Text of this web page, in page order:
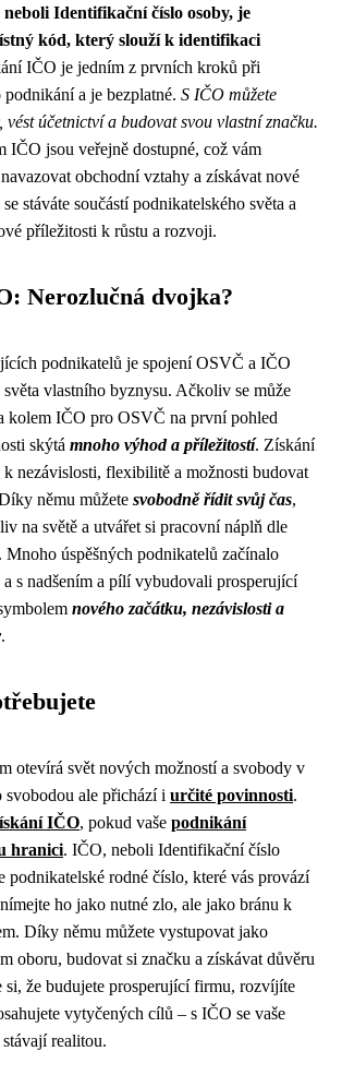
Identifikační číslo osoby, je
kód, který slouží k identifikaci
IČO je jedním z prvních kroků při
a je bezplatné. S IČO můžete
vést účetnictví a budovat svou vlastní značku.
IČO jsou veřejně dostupné, což vám
obchodní vztahy a získávat nové
stáváte součástí podnikatelského světa a
příležitosti k růstu a rozvoji.
Nerozlučná dvojka?
podnikatelů je spojení OSVČ a IČO
vlastního byznysu. Ačkoliv se může
kolem IČO pro OSVČ na první pohled
skýtá mnoho výhod a příležitostí. Získání
nezávislosti, flexibilitě a možnosti budovat
němu můžete svobodně řídit svůj čas,
na světě a utvářet si pracovní náplň dle
Mnoho úspěšných podnikatelů začínalo
s nadšením a pílí vybudovali prosperující
nového začátku, nezávislosti a
.
otevírá svět nových možností a svobody v
ale přichází i určité povinnosti.
IČO, pokud vaše podnikání
hranici. IČO, neboli Identifikační číslo
podnikatelské rodné číslo, které vás provází
ho jako nutné zlo, ale jako bránu k
Díky němu můžete vystupovat jako
oboru, budovat si značku a získávat důvěru
si, že budujete prosperující firmu, rozvíjíte
vytyčených cílů – s IČO se vaše
realitou.